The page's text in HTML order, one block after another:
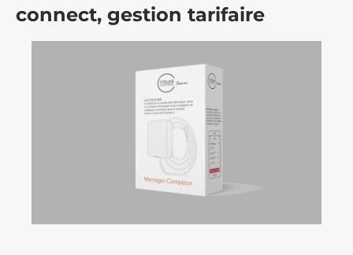
connect, gestion tarifaire